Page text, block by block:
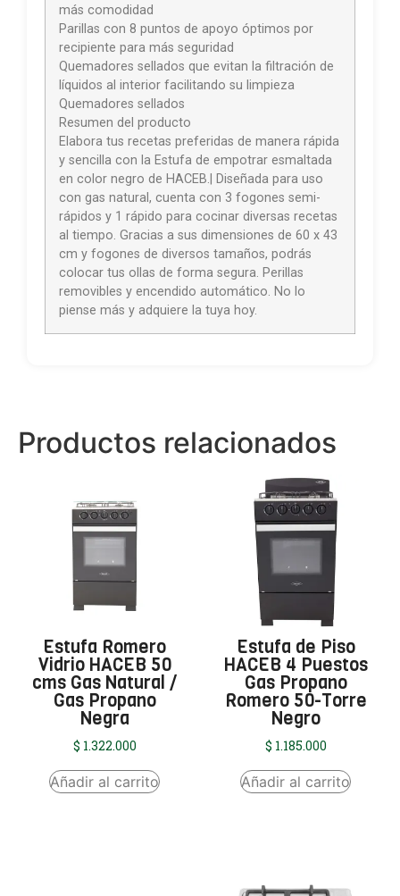
más comodidad
Parillas con 8 puntos de apoyo óptimos por
recipiente para más seguridad
Quemadores sellados que evitan la filtración de
líquidos al interior facilitando su limpieza
Quemadores sellados
Resumen del producto
Elabora tus recetas preferidas de manera rápida
y sencilla con la Estufa de empotrar esmaltada
en color negro de HACEB.| Diseñada para uso
con gas natural, cuenta con 3 fogones semi-
rápidos y 1 rápido para cocinar diversas recetas
al tiempo. Gracias a sus dimensiones de 60 x 43
cm y fogones de diversos tamaños, podrás
colocar tus ollas de forma segura. Perillas
removibles y encendido automático. No lo
piense más y adquiere la tuya hoy.
Productos relacionados
Estufa Romero
Vidrio HACEB 50
cms Gas Natural /
Gas Propano
Negra
$ 1.322.000
Añadir al carrito
Estufa de Piso
HACEB 4 Puestos
Gas Propano
Romero 50-Torre
Negro
$ 1.185.000
Añadir al carrito